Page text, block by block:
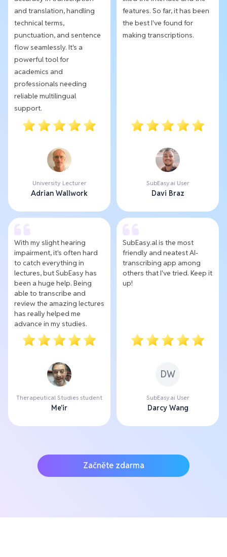
and translation, handling
technical terms,
punctuation, and sentence
flow seamlessly. It's a
powerful tool for
academics and
professionals needing
reliable multilingual
support.
University Lecturer
Adrian Wallwork
features. So far, it has been
the best I've found for
making transcriptions.
SubEasy.ai User
Davi Braz
With my slight hearing
impairment, it's often hard
to catch everything in
lectures, but SubEasy has
been a huge help. Being
able to transcribe and
review the amazing lectures
has really helped me
advance in my studies.
Therapeutical Studies student
Me'ir
SubEasy.al is the most
friendly and neatest AI-
transcribing app among
others that I've tried. Keep it
up!
DW
SubEasy.ai User
Darcy Wang
Začněte zdarma